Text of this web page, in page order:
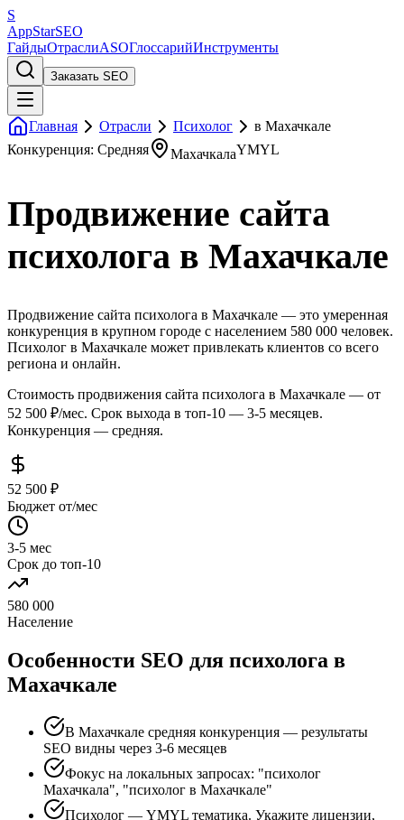
S
AppStarSEO
ГайдыОтраслиASOГлоссарийИнструменты
Заказать SEO
Главная Отрасли Психолог
в Махачкале
Конкуренция: Средняя
МахачкалаYMYL
Продвижение сайта
психолога в Махачкале
Продвижение сайта психолога в Махачкале — это умеренная
конкуренция в крупном городе с населением 580 000 человек.
Психолог в Махачкале может привлекать клиентов со всего
региона и онлайн.
Стоимость продвижения сайта психолога в Махачкале — от
52 500 ₽/мес. Срок выхода в топ-10 — 3-5 месяцев.
Конкуренция — средняя.
52 500 ₽
Бюджет от/мес
3-5 мес
Срок до топ-10
580 000
Население
Особенности SEO для психолога в
Махачкале
В Махачкале средняя конкуренция — результаты
SEO видны через 3-6 месяцев
Фокус на локальных запросах: "психолог
Махачкала", "психолог в Махачкале"
Психолог — YMYL тематика. Укажите лицензии,